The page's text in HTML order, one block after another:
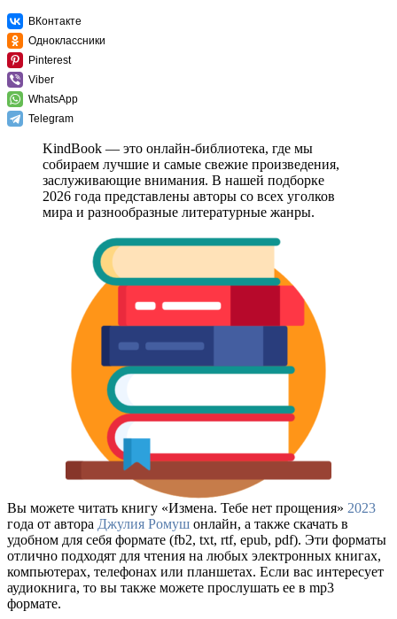
ВКонтакте
Одноклассники
Pinterest
Viber
WhatsApp
Telegram
KindBook — это онлайн-библиотека, где мы
собираем лучшие и самые свежие произведения,
заслуживающие внимания. В нашей подборке
2026 года представлены авторы со всех уголков
мира и разнообразные литературные жанры.
Вы можете читать книгу «Измена. Тебе нет прощения» 2023
года от автора Джулия Ромуш онлайн, а также скачать в
удобном для себя формате (fb2, txt, rtf, epub, pdf). Эти форматы
отлично подходят для чтения на любых электронных книгах,
компьютерах, телефонах или планшетах. Если вас интересует
аудиокнига, то вы также можете прослушать ее в mp3
формате.